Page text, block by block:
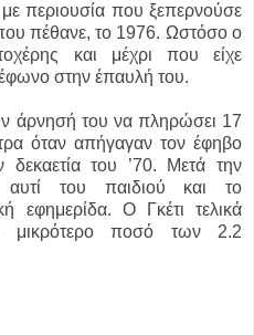
περιουσία που ξεπερνούσε
πέθανε, το 1976. Ωστόσο ο
και μέχρι που είχε
στην έπαυλή του.
άρνησή του να πληρώσει 17
όταν απήγαγαν τον έφηβο
του ’70. Μετά την
του παιδιού και το
εφημερίδα. Ο Γκέτι τελικά
μικρότερο ποσό των 2.2